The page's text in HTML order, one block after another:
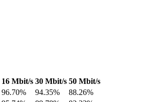
16 Mbit/s 30 Mbit/s 50 Mbit/s
96.70% 94.35%
88.26%